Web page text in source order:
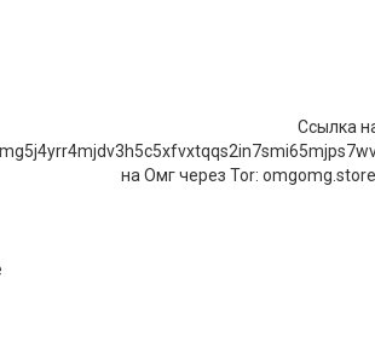
Ссылка
на Омг через Tor: